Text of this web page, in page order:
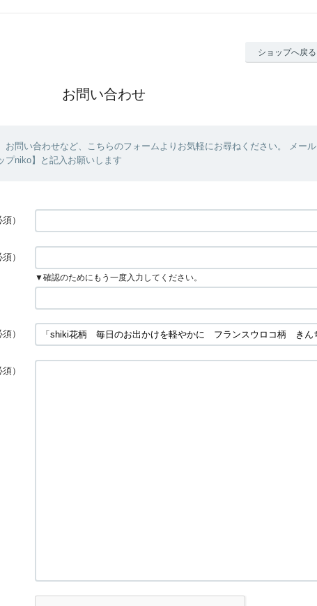
ショップへ戻る
お問い合わせ
お問い合わせなど、こちらのフォームよりお気軽にお尋ねください。 メール
プniko】と記入お願いします
須）
須）
▼確認のためにもう一度入力してください。
須）
須）